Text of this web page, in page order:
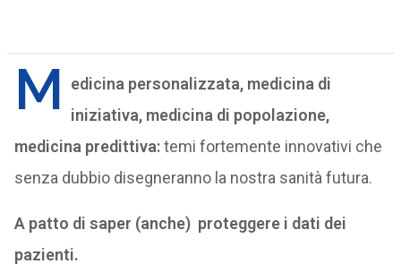
M
edicina personalizzata, medicina di
iniziativa, medicina di popolazione,
medicina predittiva:temi fortemente innovativi che
senza dubbio disegneranno la nostra sanità futura.
A patto di saper (anche) proteggere i dati dei
pazienti.